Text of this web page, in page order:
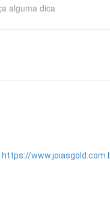
https://